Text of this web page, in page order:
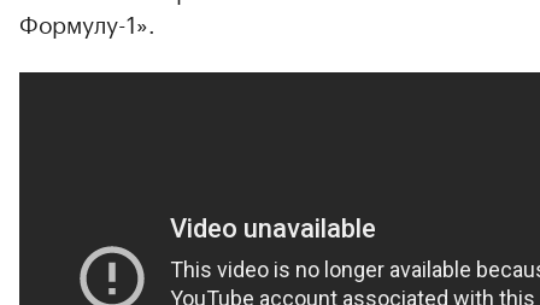
Формулу-1».